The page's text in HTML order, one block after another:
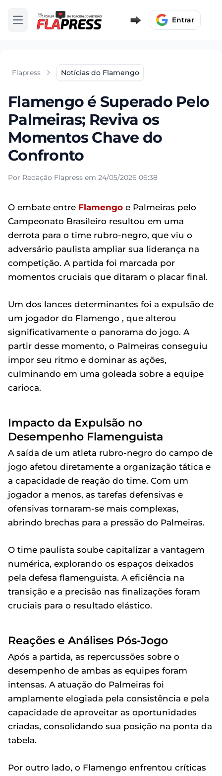
Abrir menu Entrar
Flapress Notícias do Flamengo
Flamengo é Superado Pelo
Palmeiras; Reviva os
Momentos Chave do
Confronto
Por Redação Flapress em 24/05/2026 06:38
O embate entre Flamengo e Palmeiras pelo
Campeonato Brasileiro resultou em uma
derrota para o time rubro-negro, que viu o
adversário paulista ampliar sua liderança na
competição. A partida foi marcada por
momentos cruciais que ditaram o placar final.
Um dos lances determinantes foi a expulsão de
um jogador do Flamengo , que alterou
significativamente o panorama do jogo. A
partir desse momento, o Palmeiras conseguiu
impor seu ritmo e dominar as ações,
culminando em uma goleada sobre a equipe
carioca.
Impacto da Expulsão no
Desempenho Flamenguista
A saída de um atleta rubro-negro do campo de
jogo afetou diretamente a organização tática e
a capacidade de reação do time. Com um
jogador a menos, as tarefas defensivas e
ofensivas tornaram-se mais complexas,
abrindo brechas para a pressão do Palmeiras.
O time paulista soube capitalizar a vantagem
numérica, explorando os espaços deixados
pela defesa flamenguista. A eficiência na
transição e a precisão nas finalizações foram
cruciais para o resultado elástico.
Reações e Análises Pós-Jogo
Após a partida, as repercussões sobre o
desempenho de ambas as equipes foram
intensas. A atuação do Palmeiras foi
amplamente elogiada pela consistência e pela
capacidade de aproveitar as oportunidades
criadas, consolidando sua posição na ponta da
tabela.
Por outro lado, o Flamengo enfrentou críticas